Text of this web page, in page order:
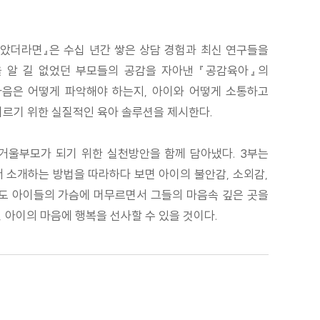
라면』은 수십 년간 쌓은 상담 경험과 최신 연구들을
길 없었던 부모들의 공감을 자아낸 『공감육아』의
은 어떻게 파악해야 하는지, 아이와 어떻게 소통하고
기 위한 실질적인 육아 솔루션을 제시한다.
부모가 되기 위한 실천방안을 함께 담아냈다. 3부는
개하는 방법을 따라하다 보면 아이의 불안감, 소외감,
아이들의 가슴에 머무르면서 그들의 마음속 깊은 곳을
이의 마음에 행복을 선사할 수 있을 것이다.